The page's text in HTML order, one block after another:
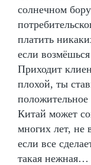
солнечном
платить
если
Приходит
плохой, ты
Китай может
многих лет, не
если все
такая нежная…